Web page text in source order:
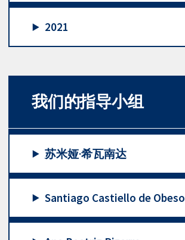
2021
我们的指导小组
苏米娅·希瓦南达
Santiago Castiello de Obeso